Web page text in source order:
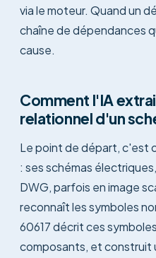
via le moteur. Quand un
chaîne de dépendances
cause.
Comment l'IA
relationnel d'un
Le point de départ, c'est
: ses schémas
DWG, parfois en image
reconnaît les symboles
60617 décrit ces
composants, et construit